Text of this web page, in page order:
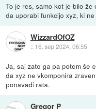
To je res, samo kot je bilo
da uporabi funkcijo xyz, ki
WizzardOfOZ
:: 16. sep 2024, 06:55
Ja, saj zato ga pa potem še
da xyz ne vkomponira
ponavadi rata.
Gregor P